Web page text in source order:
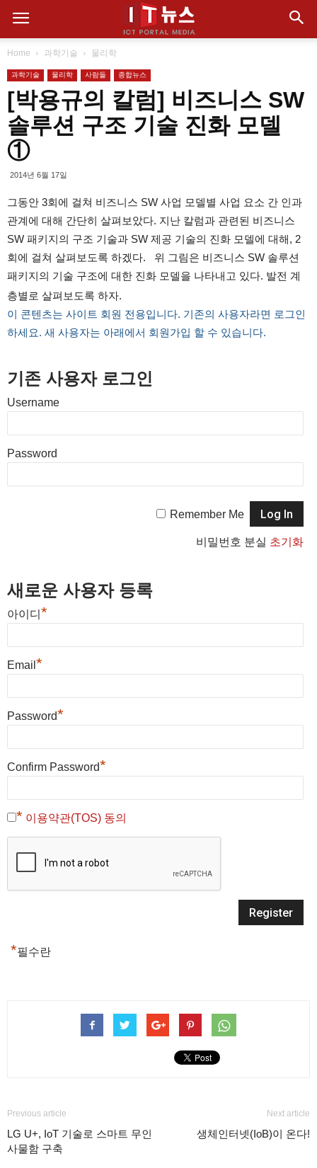
Home 과학기술 물리학
과학기술 물리학 사람들 종합뉴스
[박용규의 칼럼] 비즈니스 SW
솔루션 구조 기술 진화 모델
①
2014년 6월 17일
그동안 3회에 걸쳐 비즈니스 SW 사업 모델별 사업 요소 간 인과
관계에 대해 간단히 살펴보았다. 지난 칼럼과 관련된 비즈니스
SW 패키지의 구조 기술과 SW 제공 기술의 진화 모델에 대해, 2
회에 걸쳐 살펴보도록 하겠다. 위 그림은 비즈니스 SW 솔루션
패키지의 기술 구조에 대한 진화 모델을 나타내고 있다. 발전 계
층별로 살펴보도록 하자.
이 콘텐츠는 사이트 회원 전용입니다. 기존의 사용자라면 로그인
하세요. 새 사용자는 아래에서 회원가입 할 수 있습니다.
기존 사용자 로그인
Username
Password
Remember Me
비밀번호 분실 초기화
새로운 사용자 등록
아이디 *
Email *
Password*
Confirm Password*
* 이용약관(TOS) 동의
*필수란
Previous article
LG U+, IoT 기술로 스마트 무인
사물함 구축
Next article
생체인터넷(IoB)이 온다!